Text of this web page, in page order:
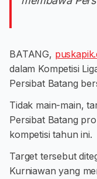
BATANG,
dalam Kompetisi
Persibat Batang
Tidak main-main,
Persibat Batang
kompetisi tahun ini.
Target tersebut
Kurniawan yang